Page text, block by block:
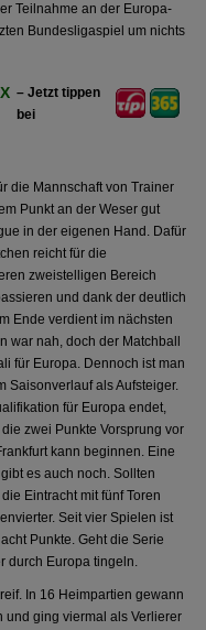
Teilnahme an der Europa-
Bundesligaspiel um nichts
– Jetzt tippen
bei
die Mannschaft von Trainer
Punkt an der Weser gut
in der eigenen Hand. Dafür
reicht für die
zweistelligen Bereich
und dank der deutlich
Ende verdient im nächsten
war nah, doch der Matchball
für Europa. Dennoch ist man
Saisonverlauf als Aufsteiger.
für Europa endet,
zwei Punkte Vorsprung vor
kann beginnen. Eine
es auch noch. Sollten
Eintracht mit fünf Toren
Seit vier Spielen ist
Punkte. Geht die Serie
durch Europa tingeln.
In 16 Heimpartien gewann
ging viermal als Verlierer